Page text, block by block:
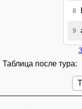
8
9
Таблица после тура: